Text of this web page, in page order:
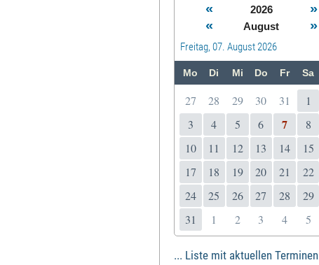
« 2026
»
«
August »
Freitag, 07. August 2026
Mo Di Mi Do Fr Sa
27 28 29 30 31 1
3
4 5 6 7 8
10
11 12 13 14 15
17
18 19 20 21 22
24
25 26 27 28 29
31
1 2 3 4 5
... Liste mit aktuellen Terminen